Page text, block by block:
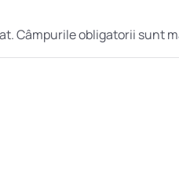
Câmpurile obligatorii sunt